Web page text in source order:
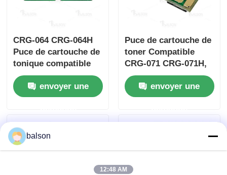
CRG-064 CRG-064H
Puce de cartouche de
tonique compatible
pour i-SENSYS
MF832Cdw
LBP722Cdw
envoyer une
Puce de cartouche de
toner Compatible
CRG-071 CRG-071H,
pour Caono
MMGF272dw
MMGF275dw
envoyer une
balson
12:48 AM